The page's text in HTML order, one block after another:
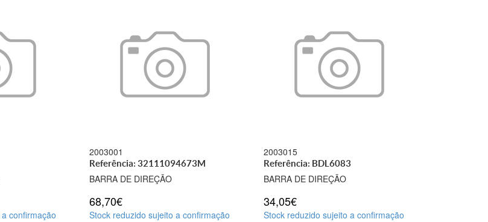
confirmação
2003001
Referência: 32111094673M
BARRA DE DIREÇÃO
68,70€
Stock reduzido sujeito a confirmação
2003015
Referência: BDL6083
BARRA DE DIREÇÃO
34,05€
Stock reduzido sujeito a confirmação